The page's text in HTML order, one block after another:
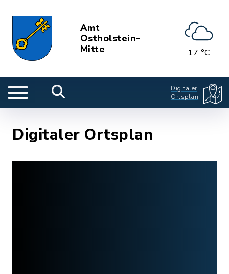
Amt
Ostholstein-
Mitte
17 °C
Digitaler
Ortsplan
Digitaler Ortsplan